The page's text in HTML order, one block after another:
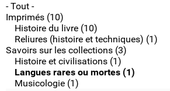
- Tout -
Imprimés (10)
Histoire du livre (10)
Reliures (histoire et techniques) (1)
Savoirs sur les collections (3)
Histoire et civilisations (1)
Langues rares ou mortes (1)
Musicologie (1)